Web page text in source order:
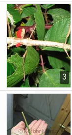
3